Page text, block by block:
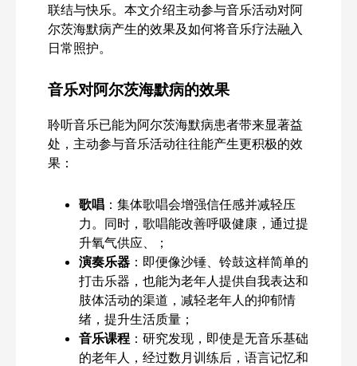
联结与快乐。本文介绍主动参与音乐活动对阿
尔茨海默病产生的效果及如何将音乐疗法融入
日常照护。
音乐对阿尔茨海默病的效果
聆听音乐已能为阿尔茨海默病患者带来显著益
处，主动参与音乐活动往往能产生更积极的效
果：
歌唱 ：集体歌唱会增强信任感并减轻压
力。同时，歌唱能改善呼吸健康，通过提
升氧气供应、；
演奏乐器 ：即便像沙锤、铃鼓这样简单的
打击乐器，也能为老年人提供自我表达和
肢体活动的渠道，减轻老年人的抑郁情
绪，提升生活质量；
音乐课程 ：研究发现，即使是无音乐基础
的老年人，经过数月训练后，语言记忆和